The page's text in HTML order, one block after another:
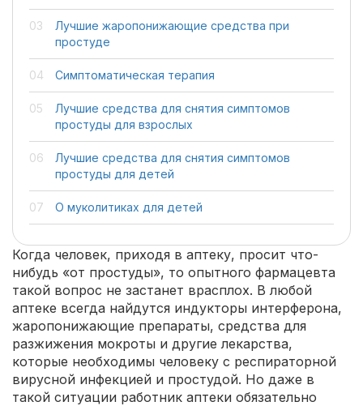
Лучшие жаропонижающие средства при
простуде
Симптоматическая терапия
Лучшие средства для снятия симптомов
простуды для взрослых
Лучшие средства для снятия симптомов
простуды для детей
О муколитиках для детей
Когда человек, приходя в аптеку, просит что-
нибудь «от простуды», то опытного фармацевта
такой вопрос не застанет врасплох. В любой
аптеке всегда найдутся индукторы интерферона,
жаропонижающие препараты, средства для
разжижения мокроты и другие лекарства,
которые необходимы человеку с респираторной
вирусной инфекцией и простудой. Но даже в
такой ситуации работник аптеки обязательно